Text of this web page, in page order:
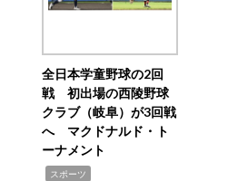
全日本学童野球の2回
戦 初出場の西陵野球
クラブ（岐阜）が3回戦
へ マクドナルド・ト
ーナメント
スポーツ